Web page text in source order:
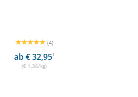
(4)
ab € 32,951
(€ 1,36/kg)